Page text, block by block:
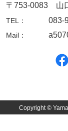
〒753-0083 山
TEL：
083-
Mail：
Copyright ©